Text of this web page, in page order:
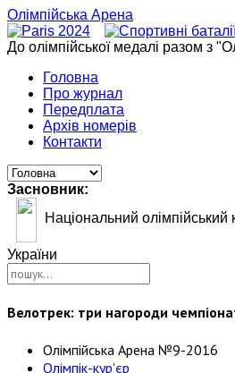
Олімпійська Арена
До олімпійської медалі разом з
Головна
Про журнал
Передплата
Архів номерів
Контакти
Засновник:
Національний олімпійський
України
Велотрек: три нагороди
Олімпійська Арена №9-2016
Олімпік-кур'єр